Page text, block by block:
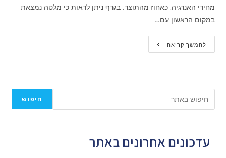
מחירי האנרגיה, כאחוז מהתוצר. בגרף ניתן לראות כי מלטה נמצאת
במקום הראשון עם…
להמשך קריאה
חיפוש
עדכונים אחרונים באתר